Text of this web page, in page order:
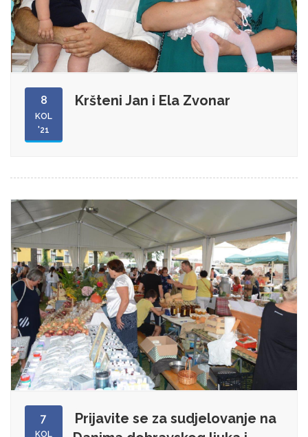
8
KOL
'21
Kršteni Jan i Ela Zvonar
7
KOL
Prijavite se za sudjelovanje na